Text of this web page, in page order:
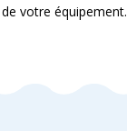
votre équipement.